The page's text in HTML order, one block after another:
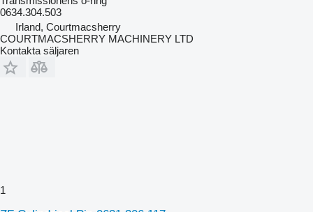
0634.304.503
Irland, Courtmacsherry
COURTMACSHERRY MACHINERY LTD
Kontakta säljaren
1